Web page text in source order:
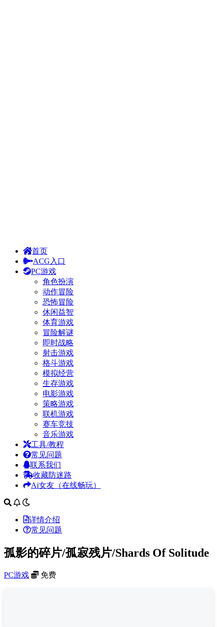
首页
ACG入口
PC游戏
角色扮演
动作冒险
恐怖冒险
休闲益智
体育游戏
冒险解谜
即时战略
射击游戏
格斗游戏
模拟经营
生存游戏
电影游戏
策略游戏
联机游戏
赛车竞技
音乐游戏
工具/教程
常见问题
联系我们
收藏防迷路
Ai女友（在线畅玩）
详情介绍
常见问题
孤影的碎片/孤寂残片/Shards Of Solitude
PC游戏 免费